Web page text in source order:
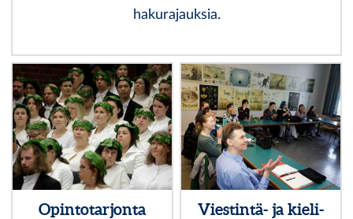
hakurajauksia.
Opintotarjonta
Viestintä- ja kieli­